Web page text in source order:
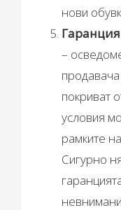
нови
–
покриват
условия
рамките
Сигурно